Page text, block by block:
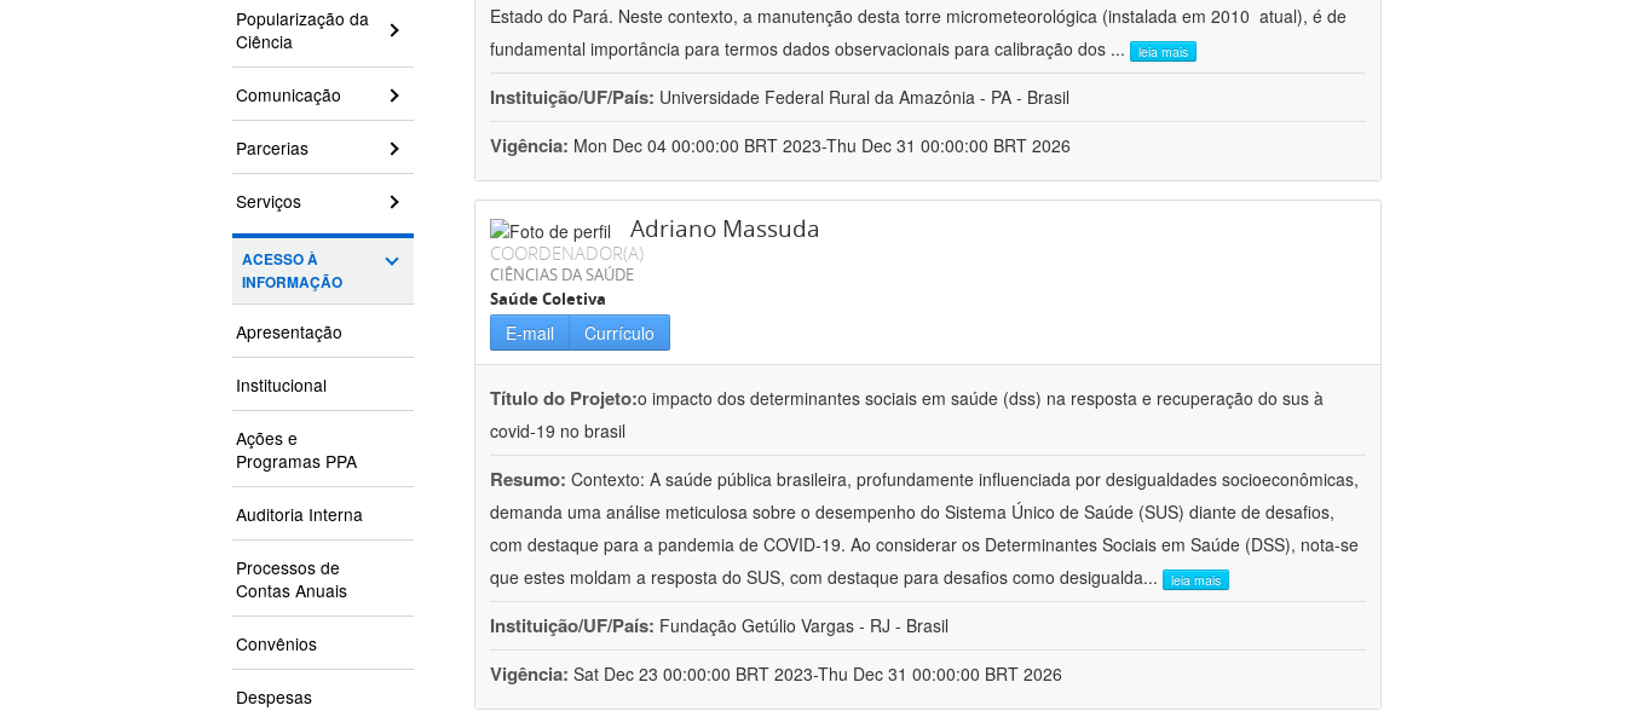
Popularização da
Ciência
Comunicação
Parcerias
Serviços
ACESSO À
INFORMAÇÃO
Apresentação
Institucional
Ações e
Programas PPA
Auditoria Interna
Processos de
Contas Anuais
Convênios
Despesas
Estado do Pará. Neste contexto, a manutenção desta torre micrometeorológica (instalada em 2010  atual), é de
fundamental importância para termos dados observacionais para calibração dos ... leia mais
Instituição/UF/País: Universidade Federal Rural da Amazônia - PA - Brasil
Vigência: Mon Dec 04 00:00:00 BRT 2023-Thu Dec 31 00:00:00 BRT 2026
Adriano Massuda
COORDENADOR(A)
CIÊNCIAS DA SAÚDE
Saúde Coletiva
E-mail Currículo
Título do Projeto:o impacto dos determinantes sociais em saúde (dss) na resposta e recuperação do sus à
covid-19 no brasil
Resumo: Contexto: A saúde pública brasileira, profundamente influenciada por desigualdades socioeconômicas,
demanda uma análise meticulosa sobre o desempenho do Sistema Único de Saúde (SUS) diante de desafios,
com destaque para a pandemia de COVID-19. Ao considerar os Determinantes Sociais em Saúde (DSS), nota-se
que estes moldam a resposta do SUS, com destaque para desafios como desigualda... leia mais
Instituição/UF/País: Fundação Getúlio Vargas - RJ - Brasil
Vigência: Sat Dec 23 00:00:00 BRT 2023-Thu Dec 31 00:00:00 BRT 2026